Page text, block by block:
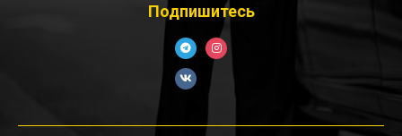
Подпишитесь